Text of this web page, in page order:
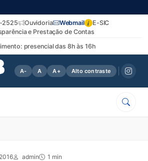
presencial das 8h às 16h
2525 Ouvidoria Webmail i E-SIC
e Prestação de Contas
A- A A+ Alto contraste
admin 1 min